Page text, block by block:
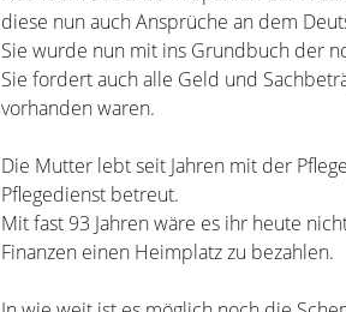
diese nun auch Ansprüche an dem
Sie wurde nun mit ins Grundbuch der
Sie fordert auch alle Geld und
vorhanden waren.
Die Mutter lebt seit Jahren mit der
Pflegedienst betreut.
Mit fast 93 Jahren wäre es ihr heute
Finanzen einen Heimplatz zu bezahlen.